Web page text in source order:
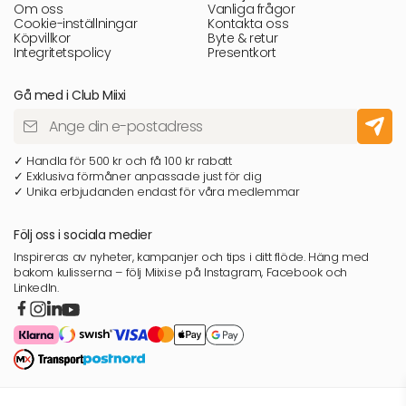
Om oss
Cookie-inställningar
Köpvillkor
Integritetspolicy
Vanliga frågor
Kontakta oss
Byte & retur
Presentkort
Gå med i Club Miixi
✓ Handla för 500 kr och få 100 kr rabatt
✓ Exklusiva förmåner anpassade just för dig
✓ Unika erbjudanden endast för våra medlemmar
Följ oss i sociala medier
Inspireras av nyheter, kampanjer och tips i ditt flöde. Häng med
bakom kulisserna – följ Miixi.se på Instagram, Facebook och
LinkedIn.